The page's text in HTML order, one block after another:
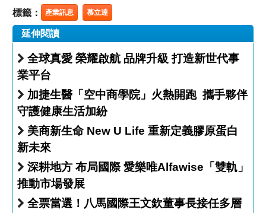
標籤： 產業訊息 慕立達
延伸閱讀
全球真愛 榮耀啟航 品牌升級 打造新世代事
業平台
加捷生醫「空中商學院」火熱開跑 攜手夥伴
守護健康生活加紛
美商新生命 New U Life 重新定義膠原蛋白
新未來
深耕地方 布局國際 愛樂唯Alfawise「雙軌」
推動市場發展
全票當選！八馬國際王文欽董事長接任多層